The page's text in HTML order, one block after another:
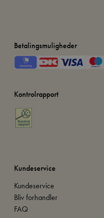
Betalingsmuligheder
Kontrolrapport
Kundeservice
Kundeservice
Bliv forhandler
FAQ